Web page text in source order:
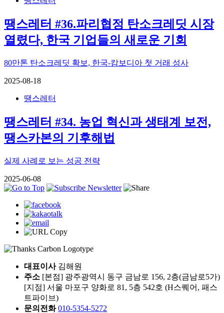
땡스레터 #36.파리협정 탄소크레딧 시장
열렸다, 한국 기업들의 새로운 기회
80만톤 탄소크레딧 확보, 한국-캄보디아 첫 거래 성사
2025-08-18
땡스레터
땡스레터 #34. 농업 혁신과 생태계 보전,
땡스카본의 기후해법
실제 사례로 보는 성공 전략
2025-06-08
대표이사김해원
주소 [본점] 광주광역시 동구 금남로 156, 2층(금남로5가)
[지점] 서울 마포구 양화로 81, 5층 542호 (H스퀘어, 패스
트파이브)
문의전화 010-5354-5272